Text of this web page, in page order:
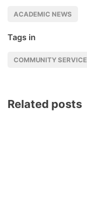
ACADEMIC NEWS
Tags in
COMMUNITY SERVICE
Related posts